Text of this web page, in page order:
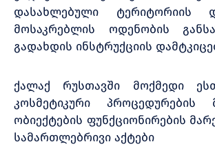
დასახლებული ტერიტორიის
მოსაკრებლის ოდენობის
გადახდის ინსტრუქციის
ქალაქ რუსთავში მოქმედი
კოსმეტიკური პროცედურების
ობიექტების ფუნქციონირების
სამართლებრივი აქტები